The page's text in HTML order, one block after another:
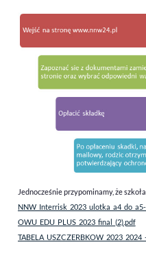
Jednocześnie przypominamy, że
OWU_EDU_PLUS_2023_final_(2).pdf